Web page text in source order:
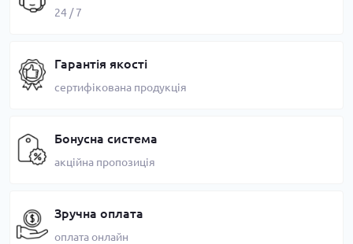
24 / 7
Гарантія якості
сертифікована продукція
Бонусна система
акційна пропозиція
Зручна оплата
оплата онлайн